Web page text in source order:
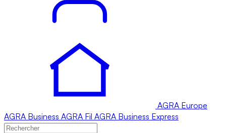
AGRA Europe
AGRA Business AGRA Fil AGRA Business Express